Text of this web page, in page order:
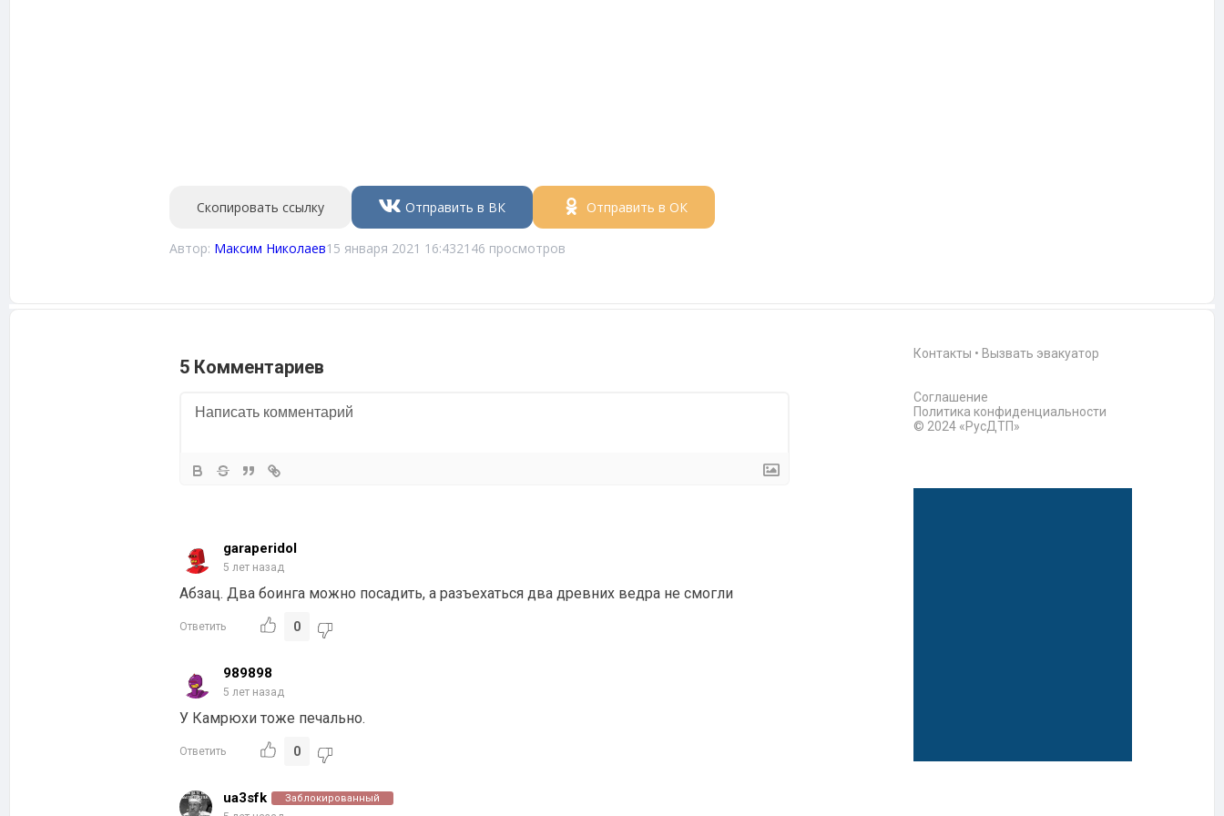
Скопировать ссылку Отправить в ВК Отправить в ОК
Автор: Максим Николаев15 января 2021 16:432146 просмотров
5 Комментариев
garaperidol
5 лет назад
Абзац. Два боинга можно посадить, а разъехаться два древних ведра не смогли
Ответить 0
989898
5 лет назад
У Камрюхи тоже печально.
Ответить 0
ua3sfk Заблокированный
Контакты • Вызвать эвакуатор
Соглашение
Политика конфиденциальности
© 2024 «РусДТП»